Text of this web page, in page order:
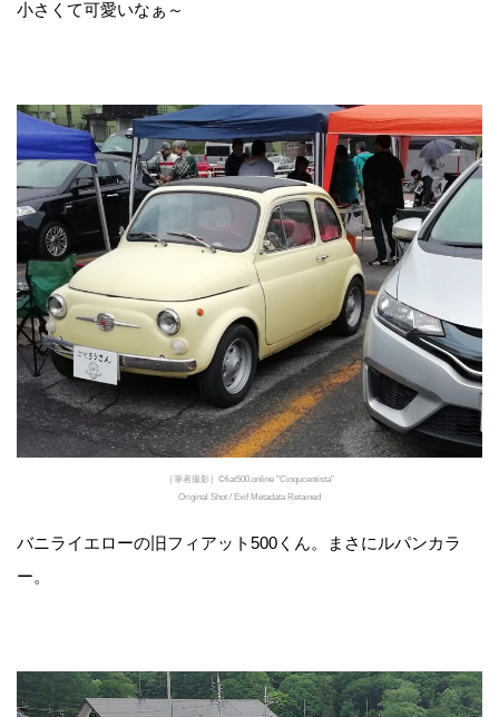
小さくて可愛いなぁ～
［筆者撮影］©fiat500.online "Cinqucentista"
Original Shot / Exif Metadata Retained
バニライエローの旧フィアット500くん。まさにルパンカラ
ー。